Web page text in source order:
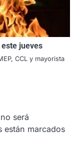
jueves
CCL y mayorista
será
están marcados